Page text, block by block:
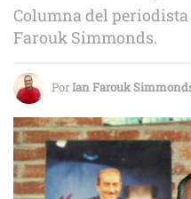
Columna del
Farouk Simmonds.
PorIan Farouk